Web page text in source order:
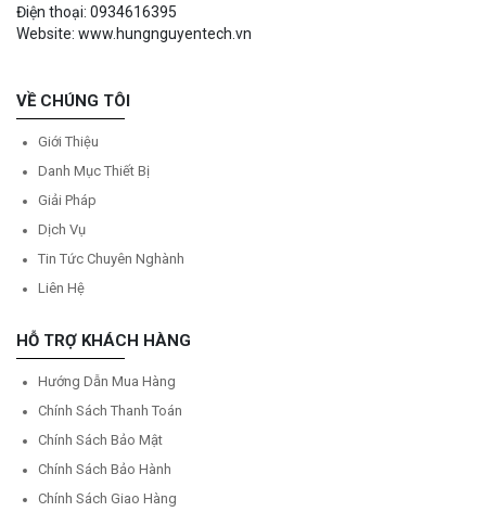
Điện thoại: 0934616395
Website: www.hungnguyentech.vn
VỀ CHÚNG TÔI
Giới Thiệu
Danh Mục Thiết Bị
Giải Pháp
Dịch Vụ
Tin Tức Chuyên Nghành
Liên Hệ
HỖ TRỢ KHÁCH HÀNG
Hướng Dẫn Mua Hàng
Chính Sách Thanh Toán
Chính Sách Bảo Mật
Chính Sách Bảo Hành
Chính Sách Giao Hàng